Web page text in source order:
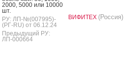
2000, 5000 или 10000
шт.
РУ: ЛП-№(007995)-
(РГ-RU) от 06.12.24
Предыдущий РУ:
ЛП-000664
ВИФИТЕХ (Россия)